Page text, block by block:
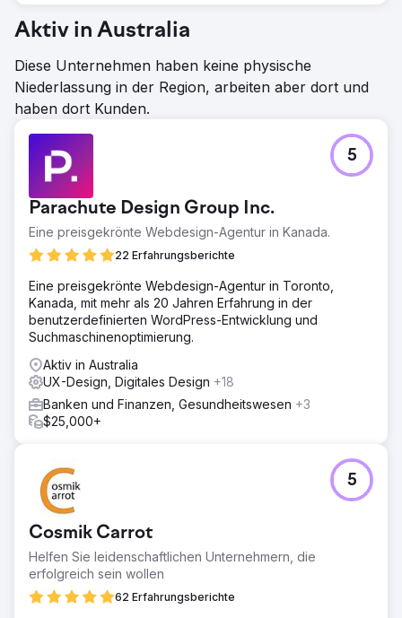
Aktiv in Australia
Diese Unternehmen haben keine physische
Niederlassung in der Region, arbeiten aber dort und
haben dort Kunden.
Parachute Design Group Inc.
Eine preisgekrönte Webdesign-Agentur in Kanada.
22 Erfahrungsberichte
5
Eine preisgekrönte Webdesign-Agentur in Toronto,
Kanada, mit mehr als 20 Jahren Erfahrung in der
benutzerdefinierten WordPress-Entwicklung und
Suchmaschinenoptimierung.
Aktiv in Australia
UX-Design, Digitales Design +18
Banken und Finanzen, Gesundheitswesen +3
$25,000+
Cosmik Carrot
Helfen Sie leidenschaftlichen Unternehmern, die
erfolgreich sein wollen
62 Erfahrungsberichte
5